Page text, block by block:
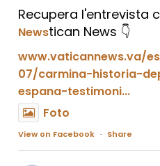
Recupera l'entrevista
Newstican News 👇
www.vaticannews.va/
07/carmina-historia-
espana-testimoni...
Foto
View on Facebook · Share